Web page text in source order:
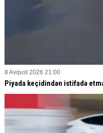
8 Avqust 2026 21:00
Piyada keçidindən istifadə